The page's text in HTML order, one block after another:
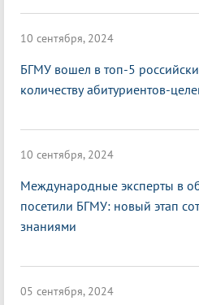
10 сентября, 2024
БГМУ вошел в топ-5
количеству абитуриентов-
10 сентября, 2024
Международные эксперты в
посетили БГМУ: новый этап
знаниями
05 сентября, 2024